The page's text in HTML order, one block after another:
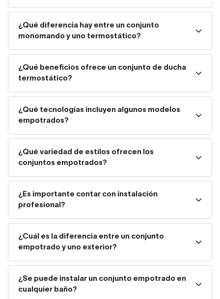
Los grifos empotrados, los rociadores de techo o pared y
las duchas de mano que forman parte de estos conjuntos
aportan un aire sofisticado que transforma por completo
la experiencia de uso.
A nivel general, lasventajas de losconjuntos de ducha y
bañoson:
Griferías de estética moderna.
Fáciles de limpiar.
Con una gran relación calidad-precio.
monomando, bimando o termostática.
Conjunto de ducha encastrado
monomando o termostática
La primera opción es intuitiva, más económica y fácil de
usar. La segunda es más compleja, pero ofrece mayores
prestaciones y ayuda más a ahorrar agua.
¿Qué diferencia hay entre un conjunto
monomando y uno termostático?
¿Qué beneficios ofrece un conjunto de ducha
termostático?
¿Qué tecnologías incluyen algunos modelos
empotrados?
¿Qué variedad de estilos ofrecen los
conjuntos empotrados?
¿Es importante contar con instalación
profesional?
¿Cuál es la diferencia entre un conjunto
empotrado y uno exterior?
¿Se puede instalar un conjunto empotrado en
cualquier baño?